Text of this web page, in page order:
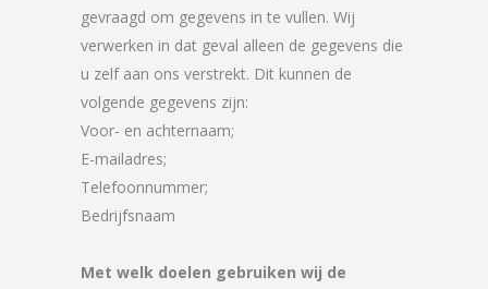
gevraagd om gegevens in te vullen. Wij
verwerken in dat geval alleen de gegevens die
u zelf aan ons verstrekt. Dit kunnen de
volgende gegevens zijn:
Voor- en achternaam;
E-mailadres;
Telefoonnummer;
Bedrijfsnaam
Met welk doelen gebruiken wij de